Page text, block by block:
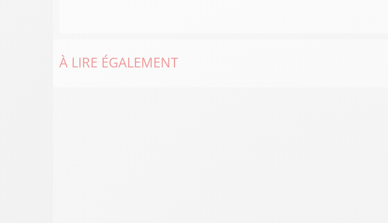
À LIRE ÉGALEMENT